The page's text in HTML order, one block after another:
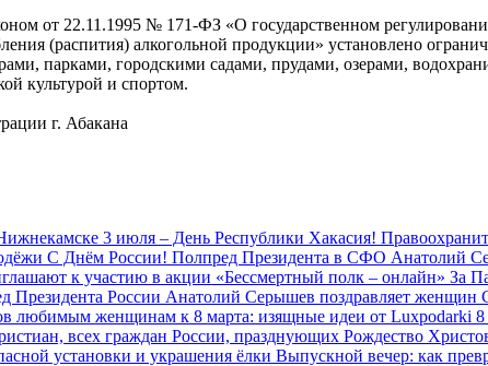
от 22.11.1995 № 171-ФЗ «О государственном
(распития) алкогольной продукции» установлено
парками, городскими садами, прудами, озерами,
культурой и спортом.
г. Абакана
3 июля – День Республики Хакасия!
С Днём России! Полпред Президента в СФО Анатолий
к участию в акции «Бессмертный полк – онлайн» За
Президента России Анатолий Серышев поздравляет женщин
любимым женщинам к 8 марта: изящные идеи от Luxpodarki 8
всех граждан России, празднующих Рождество
установки и украшения ёлки Выпускной вечер: как